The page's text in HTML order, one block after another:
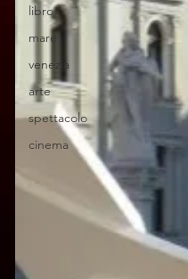
libro
mare
venezia
arte
spettacolo
cinema